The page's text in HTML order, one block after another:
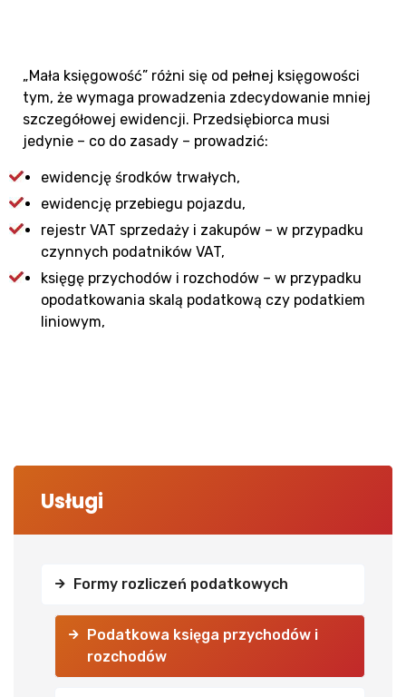
Usługi
Formy rozliczeń podatkowych
Podatkowa księga przychodów i
rozchodów
„Mała księgowość” różni się od pełnej księgowości
tym, że wymaga prowadzenia zdecydowanie mniej
szczegółowej ewidencji. Przedsiębiorca musi
jedynie – co do zasady – prowadzić:
ewidencję środków trwałych,
ewidencję przebiegu pojazdu,
rejestr VAT sprzedaży i zakupów – w przypadku
czynnych podatników VAT,
księgę przychodów i rozchodów – w przypadku
opodatkowania skalą podatkową czy podatkiem
liniowym,